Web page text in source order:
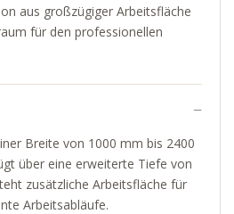
aus großzügiger Arbeitsfläche
für den professionellen
Breite von 1000 mm bis 2400
über eine erweiterte Tiefe von
zusätzliche Arbeitsfläche für
Arbeitsabläufe.